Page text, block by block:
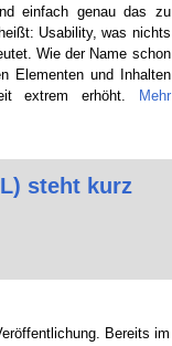
einfach genau das zu
Usability, was nichts
Wie der Name schon
Elementen und Inhalten
extrem erhöht.
Mehr
steht kurz
Bereits im